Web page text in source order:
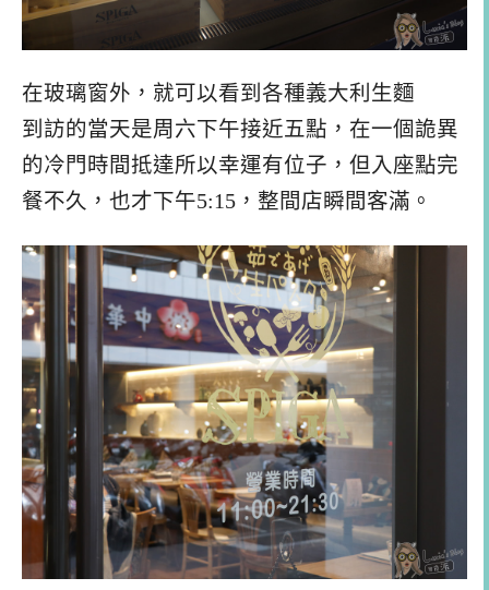
在玻璃窗外，就可以看到各種義大利生麵
到訪的當天是周六下午接近五點，在一個詭異
的冷門時間抵達所以幸運有位子，但入座點完
餐不久，也才下午5:15，整間店瞬間客滿。